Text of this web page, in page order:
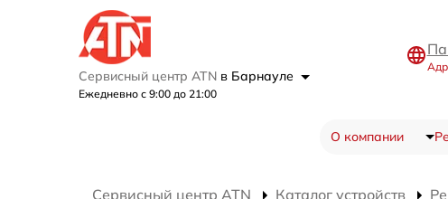
Сервисный центр ATN в Барнауле
Ежедневно с 9:00 до 21:00
О компании
Сервисный центр ATN Каталог устройств